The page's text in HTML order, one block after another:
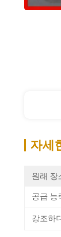
자세
원래 장
공급 능
강조하